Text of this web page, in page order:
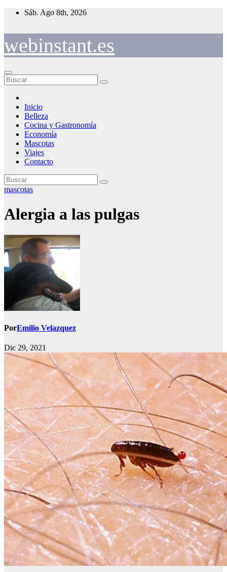
Saltar
Sáb. Ago 8th, 2026
webinstant.es
Inicio
Belleza
Cocina y Gastronomía
Economía
Mascotas
Viajes
Contacto
mascotas
Alergia a las pulgas
PorEmilio Velazquez
Dic 29, 2021